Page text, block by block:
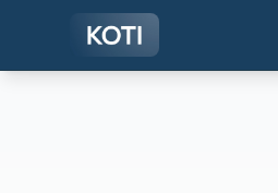
Ir al contenido principal